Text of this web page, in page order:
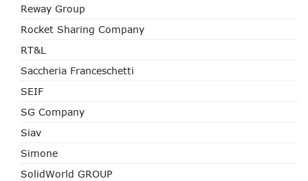
Reway Group
Rocket Sharing Company
RT&L
Saccheria Franceschetti
SEIF
SG Company
Siav
Simone
SolidWorld GROUP